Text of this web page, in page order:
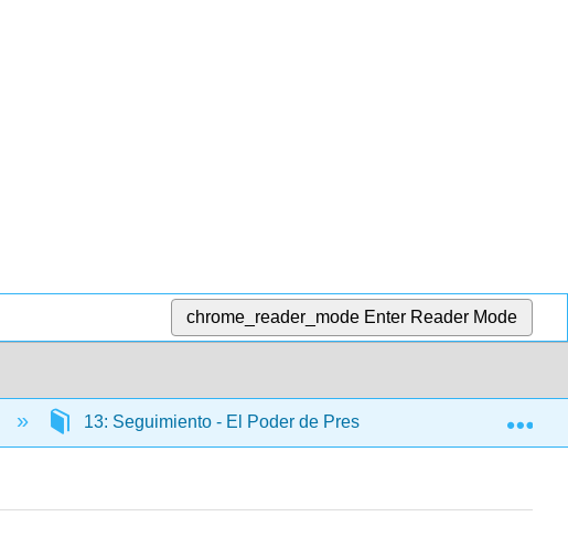
chrome_reader_mode Enter Reader Mode
13: Seguimiento - El Poder de Prestar Servicio Que Vende